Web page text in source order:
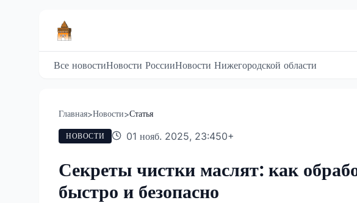
Все новостиНовости РоссииНовости Нижегородской области
Главная>Новости>Статья
НОВОСТИ 01 нояб. 2025, 23:450+
Секреты чистки маслят: как
быстро и безопасно